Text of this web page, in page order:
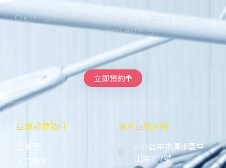
Creating The Healthy Smile You Want Through
Science And Artistry.
立即預約
亞緻診療項目
全瓷冠
人工植牙
清水亞緻牙醫
436台中市清水區中
山路357號